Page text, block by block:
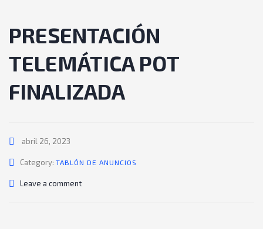
PRESENTACIÓN
TELEMÁTICA POT
FINALIZADA
abril 26, 2023
Category: TABLÓN DE ANUNCIOS
Leave a comment